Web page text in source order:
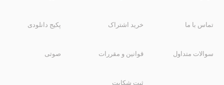
تماس با ما
سوالات متداول
خرید اشتراک
قوانین و مقررات
ثبت شکایت
پکیج دانلودی
صوتی